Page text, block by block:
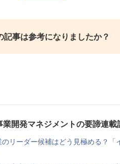
記事は参考になりましたか？
業開発マネジメントの要諦連載
のリーダー候補はどう見極める？